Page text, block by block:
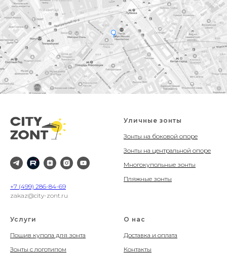
+7 (499) 286-84-69
zakaz@city-zont.ru
Уличные зонты
Зонты на боковой опоре
Зонты на центральной опоре
Многокупольные зонты
Пляжные зонты
Услуги
Пошив купола для зонта
Зонты с логотипом
О нас
Доставка и оплата
Контакты